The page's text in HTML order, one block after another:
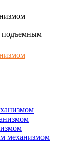
подъемным
механизмом